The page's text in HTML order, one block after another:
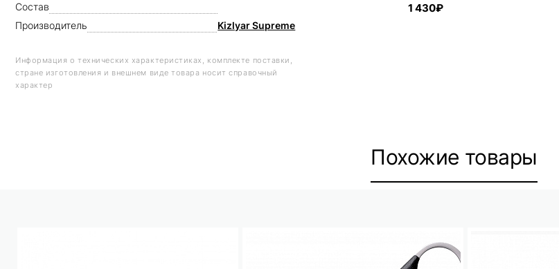
Состав
Производитель
Kizlyar Supreme
Информация о технических характеристиках, комплекте поставки,
стране изготовления и внешнем виде товара носит справочный
характер
1 430₽
Похожие товары